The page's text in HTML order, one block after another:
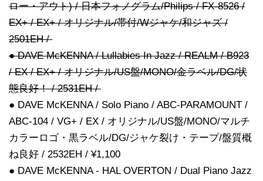
ロー・アウト) / 日本フォノグラム/Philips / FX-8526 /
EX+ / EX+ / オリジナル/帯付/Wジャケ/和ジャズ /
2501EH /
● DAVE McKENNA / Lullabies In Jazz / REALM / B923
/ EX / EX+ / オリジナル/US盤/MONO/金ラベル/DG/状
態良好！ / 2531EH /
● DAVE McKENNA / Solo Piano / ABC-PARAMOUNT /
ABC-104 / VG+ / EX / オリジナル/US盤/MONO/マルチ
カラーロゴ・黒ラベル/DG/ジャケ裂け・テープ/盤質概
ね良好 / 2532EH / ¥1,100
● DAVE McKENNA - HAL OVERTON / Dual Piano Jazz